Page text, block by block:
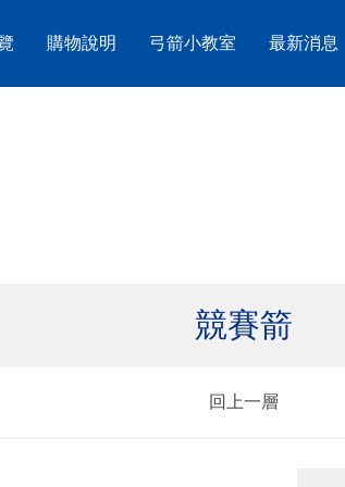
競賽箭
回上一層
購物說明 弓箭小教室 最新消息